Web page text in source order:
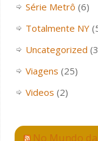
Série Metrô (6)
Totalmente NY
Uncategorized
Viagens (25)
Videos (2)
No Mundo